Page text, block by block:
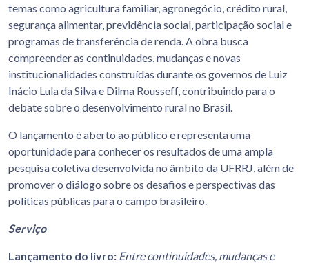
temas como agricultura familiar, agronegócio, crédito rural,
segurança alimentar, previdência social, participação social e
programas de transferência de renda. A obra busca
compreender as continuidades, mudanças e novas
institucionalidades construídas durante os governos de Luiz
Inácio Lula da Silva e Dilma Rousseff, contribuindo para o
debate sobre o desenvolvimento rural no Brasil.
O lançamento é aberto ao público e representa uma
oportunidade para conhecer os resultados de uma ampla
pesquisa coletiva desenvolvida no âmbito da UFRRJ, além de
promover o diálogo sobre os desafios e perspectivas das
políticas públicas para o campo brasileiro.
Serviço
Lançamento do livro: Entre continuidades, mudanças e